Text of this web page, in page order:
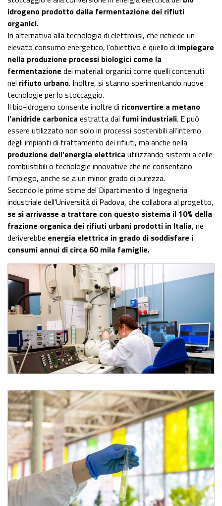
idrogeno prodotto dalla fermentazione dei rifiuti
organici.
In alternativa alla tecnologia di elettrolisi, che richiede un
elevato consumo energetico, l’obiettivo è quello di impiegare
nella produzione processi biologici come la
fermentazione dei materiali organici come quelli contenuti
nel rifiuto urbano. Inoltre, si stanno sperimentando nuove
tecnologie per lo stoccaggio.
Il bio-idrogeno consente inoltre di riconvertire a metano
l’anidride carbonica estratta dai fumi industriali. E può
essere utilizzato non solo in processi sostenibili all’interno
degli impianti di trattamento dei rifiuti, ma anche nella
produzione dell’energia elettrica utilizzando sistemi a celle
combustibili o tecnologie innovative che ne consentano
l’impiego, anche se a un minor grado di purezza.
Secondo le prime stime del Dipartimento di Ingegneria
industriale dell’Università di Padova, che collabora al progetto,
se si arrivasse a trattare con questo sistema il 10% della
frazione organica dei rifiuti urbani prodotti in Italia, ne
deriverebbe energia elettrica in grado di soddisfare i
consumi annui di circa 60 mila famiglie.